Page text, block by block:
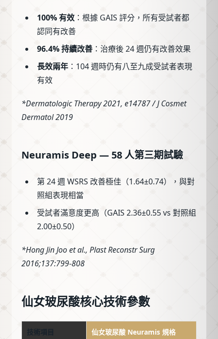
100% 有效 ：根據 GAIS 評分，所有受試者都
認同有改善
96.4% 持續改善 ：治療後 24 週仍有改善效果
長效兩年 ：104 週時仍有八至九成受試者表現
有效
*Dermatologic Therapy 2021, e14787 / J Cosmet
Dermatol 2019
Neuramis Deep — 58 人第三期試驗
第 24 週 WSRS 改善極佳（1.64±0.74），與對
照組表現相當
受試者滿意度更高（GAIS 2.36±0.55 vs 對照組
2.00±0.50）
*Hong Jin Joo et al., Plast Reconstr Surg
2016;137:799-808
仙女玻尿酸核心技術參數
技術項目 仙女玻尿酸 Neuramis 規格